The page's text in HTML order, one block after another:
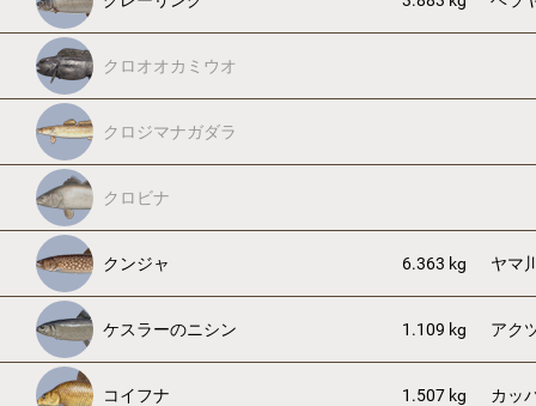
クロオオカミウオ
クロジマナガダラ
クロビナ
クンジャ 6.363 kg ヤマ
ケスラーのニシン 1.109 kg アク
コイフナ 1.507 kg カッ